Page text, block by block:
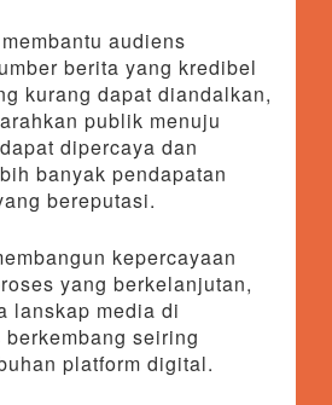
audiens
berita yang kredibel
kurang dapat diandalkan,
publik menuju
dipercaya dan
banyak pendapatan
bereputasi.
kepercayaan
yang berkelanjutan,
lanskap media di
seiring
platform digital.